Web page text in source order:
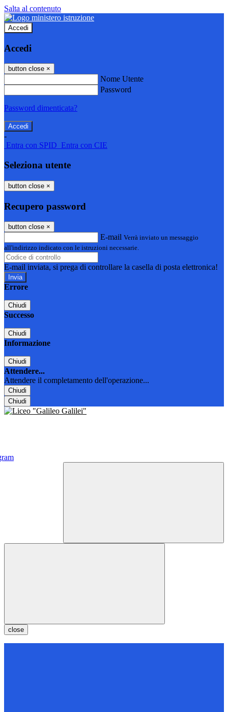
Salta al contenuto
Accedi
Accedi
button close ×
Nome Utente
Password
Password dimenticata?
-
Entra con SPID Entra con CIE
Seleziona utente
button close ×
Recupero password
button close ×
E-mail Verrà inviato un messaggio
all'indirizzo indicato con le istruzioni necessarie.
E-mail inviata, si prega di controllare la casella di posta elettronica!
Errore
Chiudi
Successo
Chiudi
Informazione
Chiudi
Attendere...
Attendere il completamento dell'operazione...
Chiudi
Chiudi
close